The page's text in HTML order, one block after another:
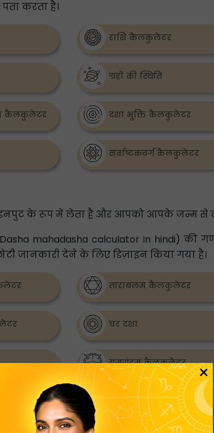
करता है।
राशि कैलकुलेटर
ग्रहों की स्थिति
कैलकुलेटर दशा भुक्ति कैलकुलेटर
सर्वाष्टकवर्ग कैलकुलेटर
के रूप में लेता है और आपको आपके जन्म से
mahadasha calculator in hindi) की
जानकारी देने के लिए डिज़ाइन किया गया है।
ताराबलम कैलकुलेटर
चर दशा
यमगंडम कैलकुलेटर
सन साइन कैलकुलेटर
×